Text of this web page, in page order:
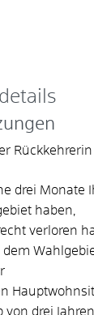
drei Monate
haben,
verloren
dem
von drei